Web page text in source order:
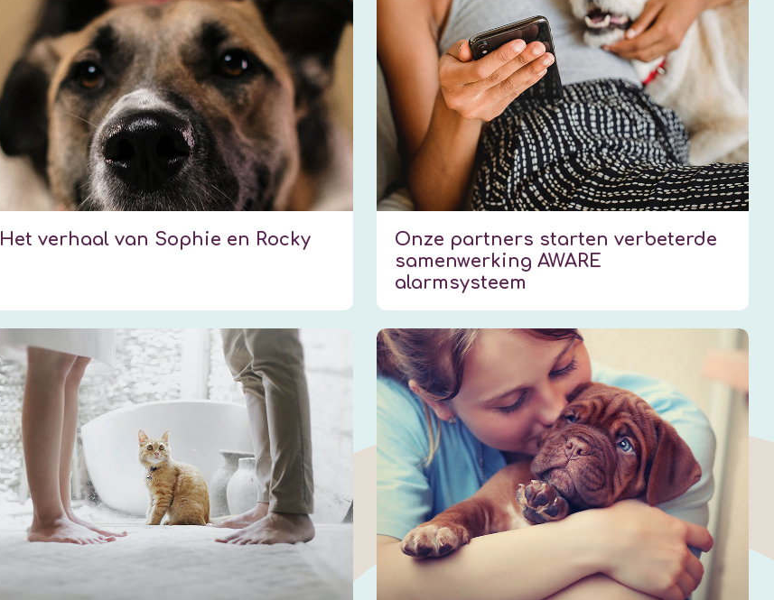
Het verhaal van Sophie en Rocky
Onze partners starten verbeterde
samenwerking AWARE
alarmsysteem